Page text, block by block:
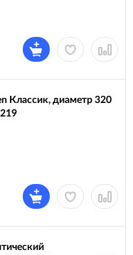
Классик, диаметр 320